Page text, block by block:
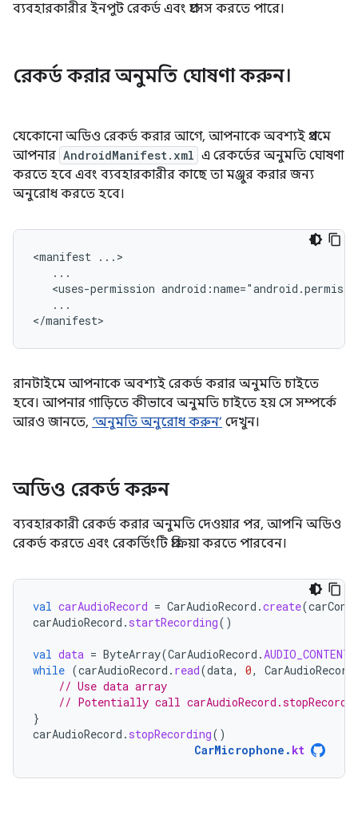
ব্যবহারকারীর ইনপুট রেকর্ড এবং প্রসেস করতে পারে।
রেকর্ড করার অনুমতি ঘোষণা করুন।
যেকোনো অডিও রেকর্ড করার আগে, আপনাকে অবশ্যই প্রথমে
আপনার AndroidManifest.xml এ রেকর্ডের অনুমতি ঘোষণা
করতে হবে এবং ব্যবহারকারীর কাছে তা মঞ্জুর করার জন্য
অনুরোধ করতে হবে।
<manifest
<uses-permission
...
রানটাইমে আপনাকে অবশ্যই রেকর্ড করার অনুমতি চাইতে
হবে। আপনার গাড়িতে কীভাবে অনুমতি চাইতে হয় সে সম্পর্কে
আরও জানতে, ‘অনুমতি অনুরোধ করুন’ দেখুন।
অডিও রেকর্ড করুন
ব্যবহারকারী রেকর্ড করার অনুমতি দেওয়ার পর, আপনি অডিও
রেকর্ড করতে এবং রেকর্ডিংটি প্রক্রিয়া করতে পারবেন।
val carAudioRecord = CarAudioRecord .create(
carAudioRecord . startRecording()
val data = ByteArray(CarAudioRecord .
while (carAudioRecord . read(data, 0, CarAudioRecord
// Use data array
// Potentially call
}
carAudioRecord . stopRecording()
CarMicrophone . kt